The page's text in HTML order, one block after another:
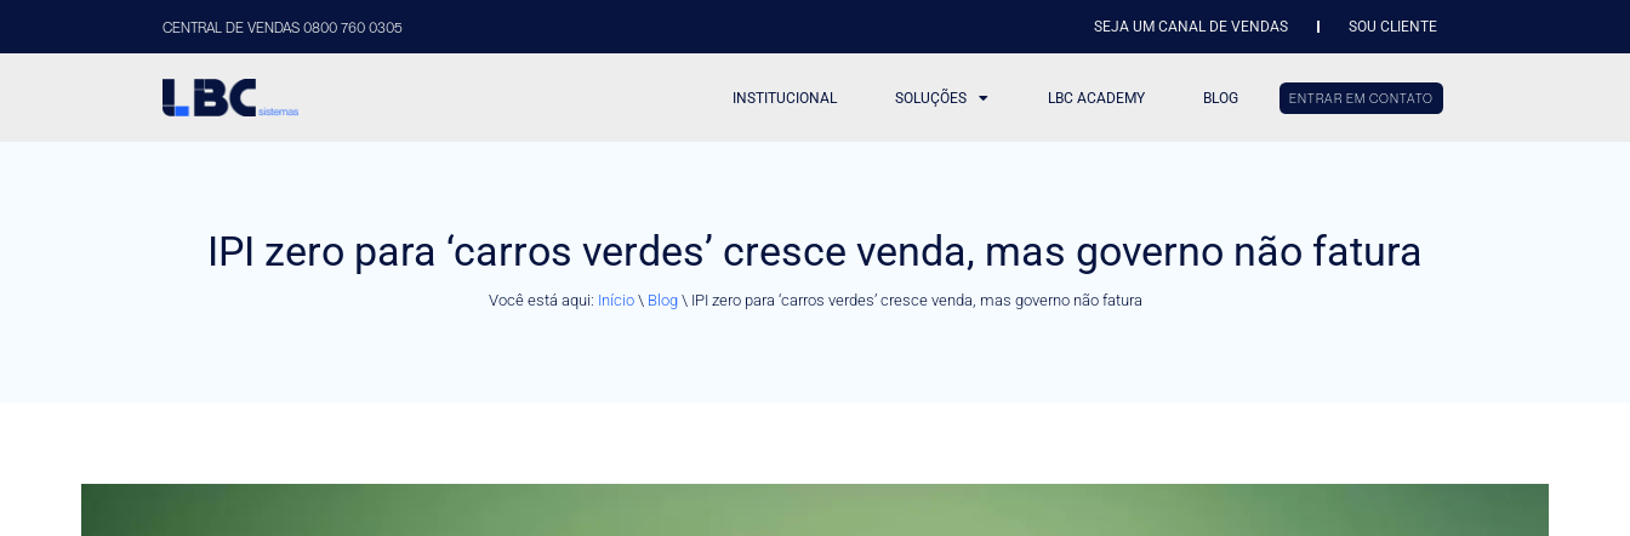
CENTRAL DE VENDAS 0800 760 0305 SEJA UM CANAL DE VENDAS SOU CLIENTE
INSTITUCIONAL SOLUÇÕES LBC ACADEMY BLOG ENTRAR EM CONTATO
IPI zero para ‘carros verdes’ cresce venda, mas governo não fatura
Você está aqui: Início\ Blog\ IPI zero para ‘carros verdes’ cresce venda, mas governo não fatura